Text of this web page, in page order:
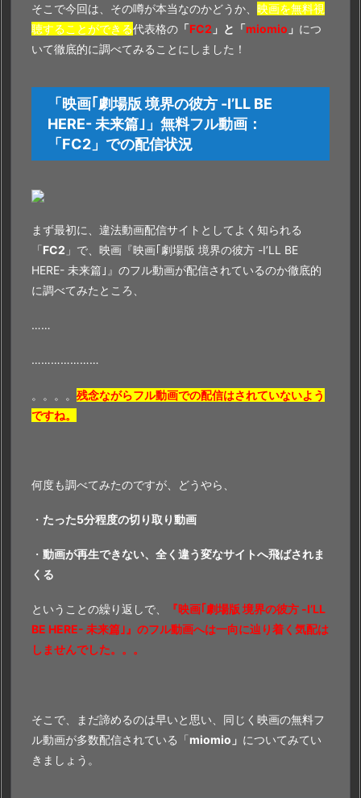
L
B
-
来
画
最
短・
合
で
す
る
方
法
イ
ト
の
そこで今回は、その噂が本当なのかどうか、 映画を無料視
聴することができる代表格の 「FC2 」と「miomio 」 につ
いて徹底的に調べてみることにしました！
「映画｢劇場版 境界の彼方 -I’LL BE
HERE- 未来篇｣」無料フル動画：
「FC2 」での配信状況
まず最初に、違法動画配信サイトとしてよく知られる
「FC2 」で、映画『映画｢劇場版 境界の彼方 -I’LL BE
HERE- 未来篇｣』のフル動画が配信されているのか徹底的
に調べてみたところ、
……
…………………
。。。。 残念ながらフル動画での配信はされていないよう
ですね。
何度も調べてみたのですが、どうやら、
・ たった5分程度の切り取り動画
・ 動画が再生できない、全く違う変なサイトへ飛ばされま
くる
ということの繰り返しで、
『映画｢劇場版 境界の彼方 -I’LL
BE HERE- 未来篇｣』のフル動画へは一向に辿り着く気配は
しませんでした。。。
そこで、まだ諦めるのは早いと思い、同じく映画の無料フ
ル動画が多数配信されている「miomio」 についてみてい
きましょう。